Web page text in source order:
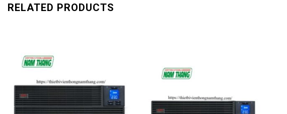
RELATED PRODUCTS